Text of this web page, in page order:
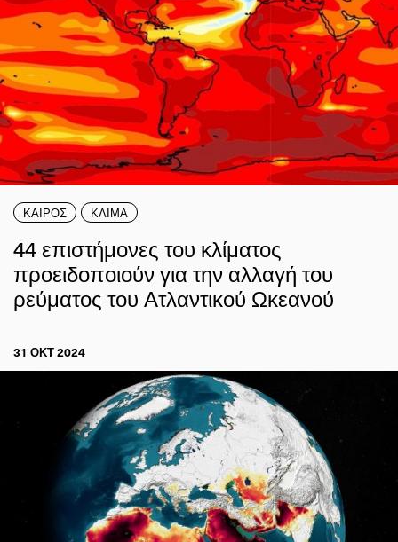
ΚΑΙΡΟΣ ΚΛΙΜΑ
44 επιστήμονες του κλίματος
προειδοποιούν για την αλλαγή του
ρεύματος του Ατλαντικού Ωκεανού
31 ΟΚΤ 2024